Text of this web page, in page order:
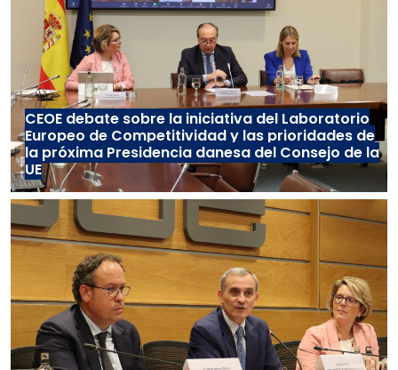
CEOE debate sobre la iniciativa del Laboratorio
Europeo de Competitividad y las prioridades de
la próxima Presidencia danesa del Consejo de la
UE